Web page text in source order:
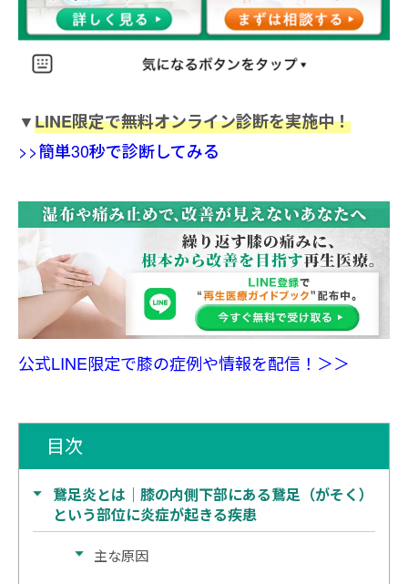
▼LINE限定で無料オンライン診断を実施中！
>>簡単30秒で診断してみる
公式LINE限定で膝の症例や情報を配信！＞＞
目次
鵞足炎とは｜膝の内側下部にある鵞足（がそく）
という部位に炎症が起きる疾患
主な原因